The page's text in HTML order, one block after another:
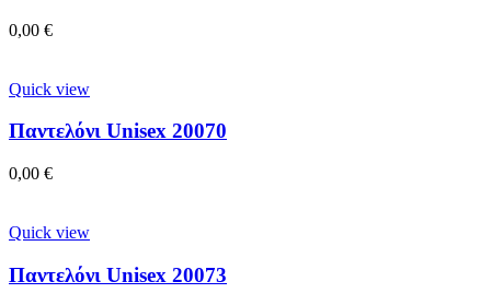
0,00 €
Quick view
Παντελόνι Unisex 20070
0,00 €
Quick view
Παντελόνι Unisex 20073